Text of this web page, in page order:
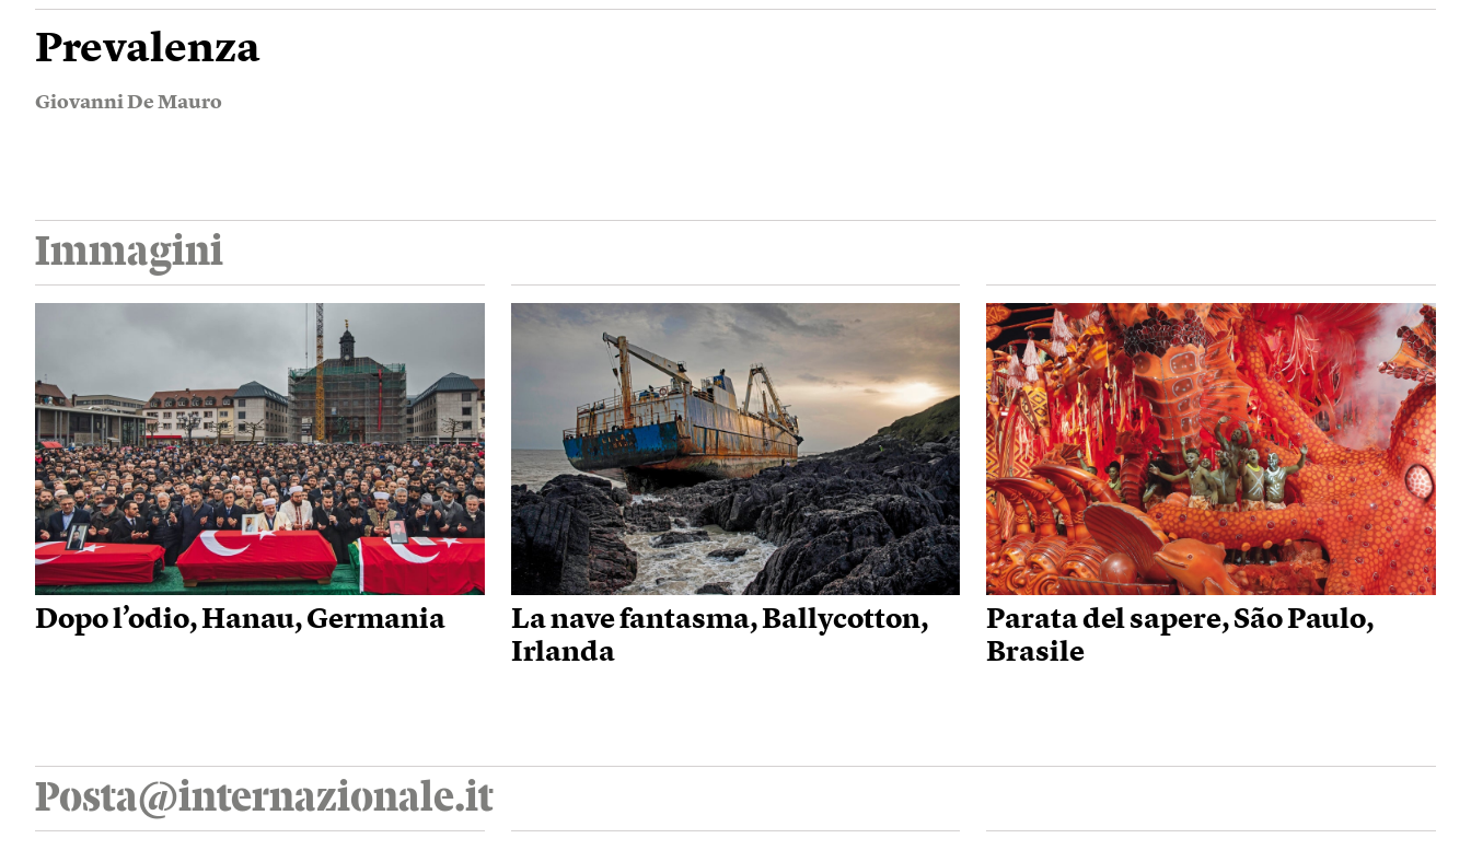
Prevalenza
Giovanni De Mauro
Immagini
Dopo l’odio, Hanau, Germania
La nave fantasma, Ballycotton,
Irlanda
Parata del sapere, São Paulo,
Brasile
Posta@internazionale.it